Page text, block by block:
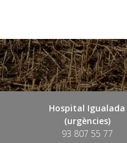
Hospital Igualada
(urgències)
93 807 55 77